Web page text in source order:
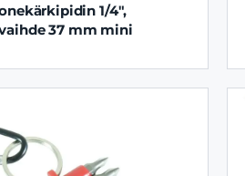
1/4",
37 mm mini